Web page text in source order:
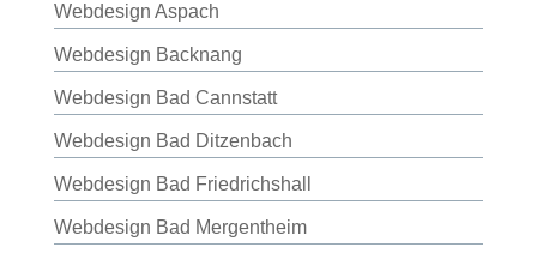
Webdesign Aspach
Webdesign Backnang
Webdesign Bad Cannstatt
Webdesign Bad Ditzenbach
Webdesign Bad Friedrichshall
Webdesign Bad Mergentheim